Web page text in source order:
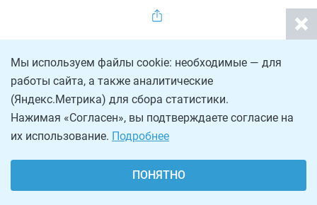
ПРЕДЫДУЩАЯ
Статья 346.15
Порядок определения доходов
Порядок признания доходов и расходов
Мы используем файлы cookie: необходимые — для
работы сайта, а также аналитические
(Яндекс.Метрика) для сбора статистики.
Нажимая «Согласен», вы подтверждаете согласие на
их использование. Подробнее
ПОНЯТНО